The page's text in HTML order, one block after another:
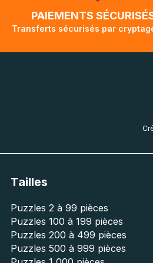
votre colis aura touché terre.
PAIEMENTS
Transferts sécurisés par
Tailles
Puzzles 2 à 99 pièces
Puzzles 100 à 199 pièces
Puzzles 200 à 499 pièces
Puzzles 500 à 999 pièces